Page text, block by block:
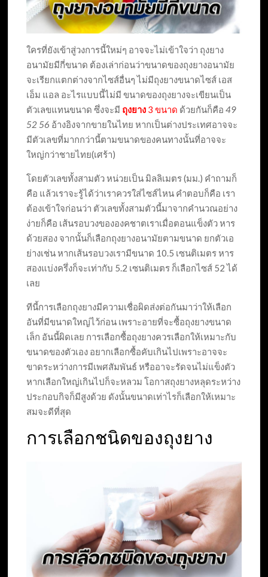
ใครที่ยังเข้าสู่วงการนี้ใหม่ๆ อาจจะไม่เข้าใจว่า ถุงยาง
อนามัยมีกี่ขนาด ต้องเล่าก่อนว่าขนาดของถุงยางอนามัย
จะเรียกแตกต่างจากไซส์อื่นๆ ไม่มีถุงยางขนาดไซส์ เอส
เอ็ม แอล อะไรแบบนี้ไม่มี ขนาดของถุงยางจะเขียนเป็น
ตัวเลขแทนขนาด ซึ่งจะมี ถุงยาง 3 ขนาด ด้วยกันก็คือ49
52 56 อ้างอิงจากขายในไทย หากเป็นต่างประเทศอาจจะ
มีตัวเลขที่มากกว่านี้ตามขนาดของคนทางนั้นที่อาจจะ
ใหญ่กว่าชายไทย(เศร้า)
โดยตัวเลขทั้งสามตัว หน่วยเป็น มิลลิเมตร (มม.) คำถามก็
คือ แล้วเราจะรู้ได้ว่าเราควรใส่ไซส์ไหน คำตอบก็คือ เรา
ต้องเข้าใจก่อนว่า ตัวเลขทั้งสามตัวนี้มาจากคำนวณอย่าง
ง่ายก็คือ เส้นรอบวงขององคชาตเราเมื่อตอนแข็งตัว หาร
ด้วยสอง จากนั้นก็เลือกถุงยางอนามัยตามขนาด ยกตัวเอ
ย่างเช่น หากเส้นรอบวงเรามีขนาด 10.5 เซนติเมตร หาร
สองแบ่งครึ่งก็จะเท่ากับ 5.2 เซนติเมตร ก็เลือกไซส์ 52 ได้
เลย
ทีนี้การเลือกถุงยางมีความเชื่อผิดส่งต่อกันมาว่าให้เลือก
อันที่มีขนาดใหญ่ไว้ก่อน เพราะอายที่จะซื้อถุงยางขนาด
เล็ก อันนี้ผิดเลย การเลือกซื้อถุงยางควรเลือกให้เหมาะกับ
ขนาดของตัวเอง อยากเลือกซื้อคับเกินไปเพราะอาจจะ
ขาดระหว่างการมีเพศสัมพันธ์ หรืออาจะรัดจนไม่แข็งตัว
หากเลือกใหญ่เกินไปก็จะหลวม โอกาสถุงยางหลุดระหว่าง
ประกอบกิจก็มีสูงด้วย ดังนั้นขนาดเท่าไรก็เลือกให้เหมาะ
สมจะดีที่สุด
การเลือกชนิดของถุงยาง